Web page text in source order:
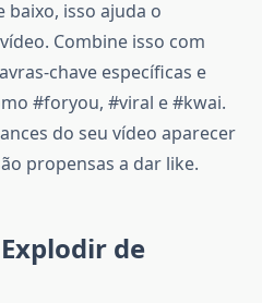
baixo, isso ajuda o
Combine isso com
chave específicas e
#foryou, #viral e #kwai.
do seu vídeo aparecer
propensas a dar like.
de